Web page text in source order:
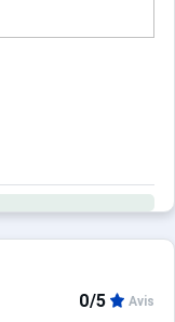
0/5 Avis